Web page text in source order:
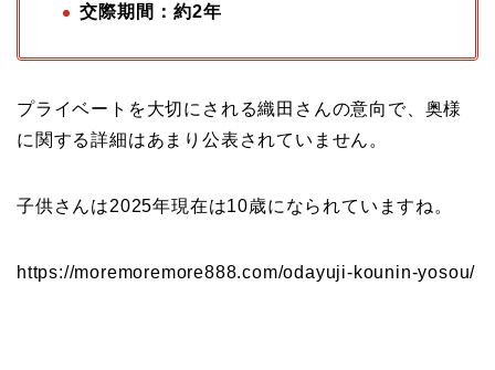
交際期間：約2年
プライベートを大切にされる織田さんの意向で、奥様
に関する詳細はあまり公表されていません。
子供さんは2025年現在は10歳になられていますね。
https://moremoremore888.com/odayuji-kounin-yosou/